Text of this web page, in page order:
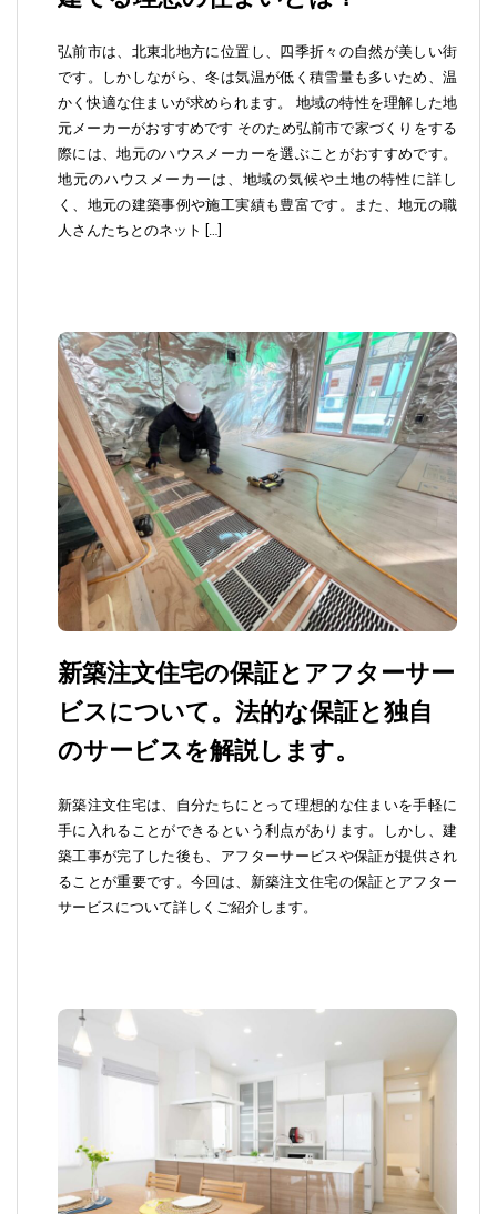
弘前市は、北東北地方に位置し、四季折々の自然が美しい街
です。しかしながら、冬は気温が低く積雪量も多いため、温
かく快適な住まいが求められます。 地域の特性を理解した地
元メーカーがおすすめです そのため弘前市で家づくりをする
際には、地元のハウスメーカーを選ぶことがおすすめです。
地元のハウスメーカーは、地域の気候や土地の特性に詳し
く、地元の建築事例や施工実績も豊富です。また、地元の職
人さんたちとのネット […]
新築注文住宅の保証とアフターサー
ビスについて。法的な保証と独自
のサービスを解説します。
新築注文住宅は、自分たちにとって理想的な住まいを手軽に
手に入れることができるという利点があります。しかし、建
築工事が完了した後も、アフターサービスや保証が提供され
ることが重要です。今回は、新築注文住宅の保証とアフター
サービスについて詳しくご紹介します。